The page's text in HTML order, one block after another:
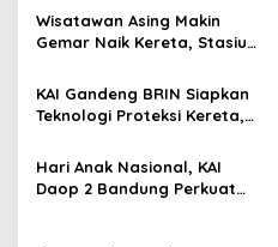
Kemacetan Menuju Stasiun
Wisatawan Asing Makin
Gemar Naik Kereta, Stasiun
Utama di Jawa Barat
KAI Gandeng BRIN Siapkan
Teknologi Proteksi Kereta,
hingga 2027
Hari Anak Nasional, KAI
Daop 2 Bandung Perkuat